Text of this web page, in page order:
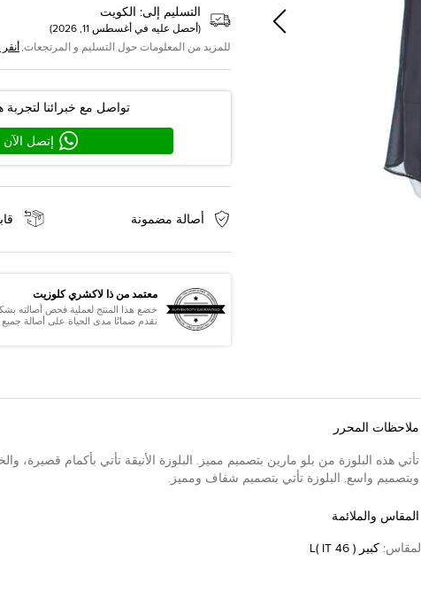
التسليم إلى: الكويت
( أحصل عليه في أغسطس 11, 2026
)
للمزيد من المعلومات حول التسليم و المرتجعات, أنقر
تواصل مع خبرائنا لتجربة
إتصل الآن
أصالة مضمونة
معتمد من ذا لاكشري كلوزيت
خضع هذا المنتج لعملية فحص أصالته
نقدم ضمانًا مدى الحياة على أصالة جميع
ملاحظات المحرر
تأتي هذه البلوزة من بلو مارين بتصميم مميز. البلوزة الأنيقة تأتي بأكمام قصيرة،
وبتصميم واسع. البلوزة تأتي بتصميم شفاف ومميز.
المقاس والملائمة
المقاس: كبير L( IT 46 )